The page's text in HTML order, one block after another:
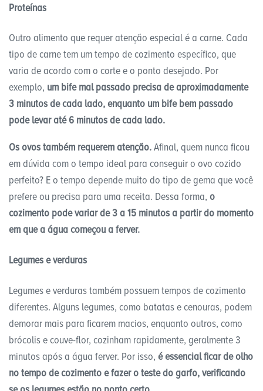
Proteínas
Outro alimento que requer atenção especial é a carne. Cada
tipo de carne tem um tempo de cozimento específico, que
varia de acordo com o corte e o ponto desejado. Por
exemplo, um bife mal passado precisa de aproximadamente
3 minutos de cada lado, enquanto um bife bem passado
pode levar até 6 minutos de cada lado.
Os ovos também requerem atenção.Afinal, quem nunca ficou
em dúvida com o tempo ideal para conseguir o ovo cozido
perfeito? E o tempo depende muito do tipo de gema que você
prefere ou precisa para uma receita. Dessa forma, o
cozimento pode variar de 3 a 15 minutos a partir do momento
em que a água começou a ferver.
Legumes e verduras
Legumes e verduras também possuem tempos de cozimento
diferentes. Alguns legumes, como batatas e cenouras, podem
demorar mais para ficarem macios, enquanto outros, como
brócolis e couve-flor, cozinham rapidamente, geralmente 3
minutos após a água ferver. Por isso, é essencial ficar de olho
no tempo de cozimento e fazer o teste do garfo, verificando